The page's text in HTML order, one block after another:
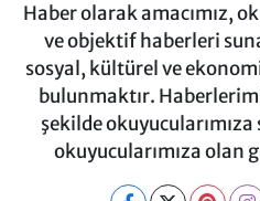
Haber olarak amacımız,
ve objektif haberleri
sosyal, kültürel ve
bulunmaktır.
şekilde
okuyucularımıza olan